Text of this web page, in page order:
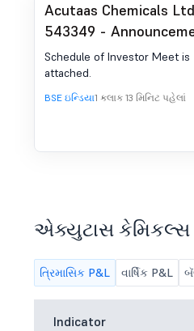
Acutaas Chemicals
543349 -
under Regulation 30
Analyst / Investor
Intimation
Schedule of Investor Meet is
attached.
BSE ઇન્ડિયા1 કલાક 13 મિનિટ પહેલાં
એક્યુટાસ
ત્રિમાસિક P&L વાર્ષિક P&L
Indicator